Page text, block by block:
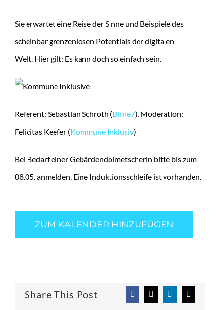
Sie erwartet eine Reise der Sinne und Beispiele des
scheinbar grenzenlosen Potentials der digitalen
Welt. Hier gilt: Es kann doch so einfach sein.
Referent: Sebastian Schroth (Birne7), Moderation:
Felicitas Keefer (Kommune Inklusiv)
Bei Bedarf einer Gebärdendolmetscherin bitte bis zum
08.05. anmelden. Eine Induktionsschleife ist vorhanden.
ZUM KALENDER HINZUFÜGEN
Share This Post Facebook
X LinkedIn
E-
Mail